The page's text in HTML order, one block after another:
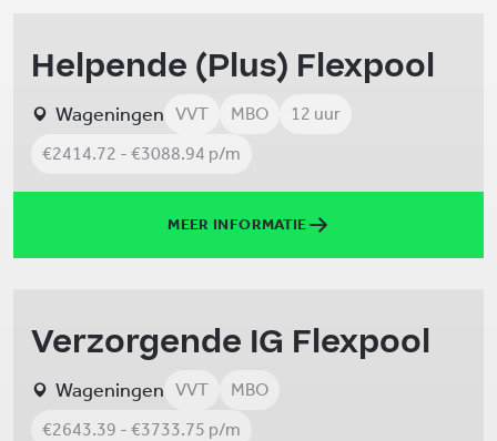
Helpende (Plus) Flexpool
Wageningen VVT MBO
12 uur
€2414.72 - €3088.94 p/m
MEER INFORMATIE
Verzorgende IG Flexpool
Wageningen VVT
MBO
€2643.39 - €3733.75 p/m